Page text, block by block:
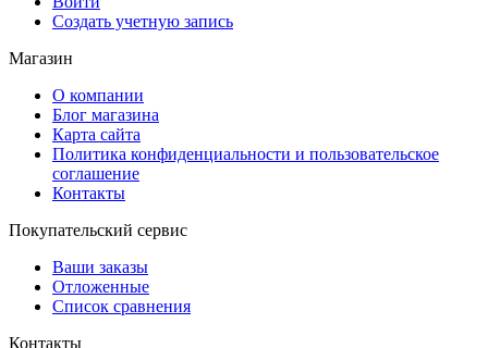
Создать учетную запись
Магазин
О компании
Блог магазина
Карта сайта
Политика конфиденциальности и пользовательское
соглашение
Контакты
Покупательский сервис
Ваши заказы
Отложенные
Список сравнения
Контакты